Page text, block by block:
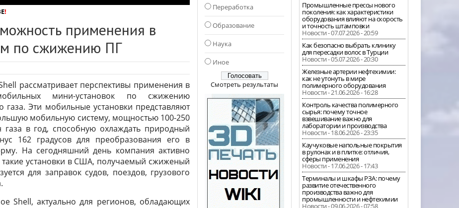
!
применения в
по сжижению ПГ
рассматривает перспективы применения в
мини-установок по сжижению
газа. Эти мобильные установки представляют
мобильную систему, мощностью 100-250
газа в год, способную охлаждать природный
162 градусов для преобразования его в
На сегодняшний день компания активно
такие установки в США, получаемый сжиженый
для заправок судов, поездов, грузового
Shell, актуально для регионов, обладающих
Переработка
Образование
Наука
Иное
Смотреть результаты
Промышленные прессы нового
поколения: как характеристики
оборудования влияют на скорость
и точность штамповки
Новости - 07.07.2026 - 20:59
Как безопасно выбрать клинику
для пересадки волос в Турции
Новости - 05.07.2026 - 20:30
Железные артерии нефтехимии:
как не утонуть в мире
полимерного оборудования
Новости - 21.06.2026 - 16:28
Контроль качества полимерного
сырья: почему точное
взвешивание важно для
лаборатории и производства
Новости - 18.06.2026 - 23:35
Каучуковые напольные покрытия
в рулонах и в плитке: отличия,
сферы применения
Новости - 17.06.2026 - 17:43
Терминалы и шкафы РЗА: почему
развитие отечественного
производства важно для
промышленности и нефтехимии
Новости - 09.06.2026 - 07:58